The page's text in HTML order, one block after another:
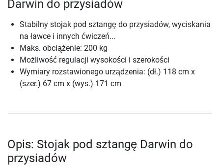
Darwin do przysiadów
Stabilny stojak pod sztangę do przysiadów, wyciskania
na ławce i innych ćwiczeń...
Maks. obciążenie: 200 kg
Możliwość regulacji wysokości i szerokości
Wymiary rozstawionego urządzenia: (dł.) 118 cm x
(szer.) 67 cm x (wys.) 171 cm
Opis: Stojak pod sztangę Darwin do
przysiadów